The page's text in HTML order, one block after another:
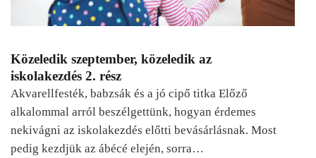
Közeledik szeptember, közeledik az
iskolakezdés 2. rész
Akvarellfesték, babzsák és a jó cipő titka Előző
alkalommal arról beszélgettünk, hogyan érdemes
nekivágni az iskolakezdés előtti bevásárlásnak. Most
pedig kezdjük az ábécé elején, sorra…